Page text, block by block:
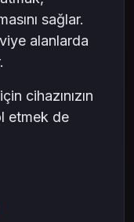
sağlar.
alanlarda
cihazınızın
etmek de